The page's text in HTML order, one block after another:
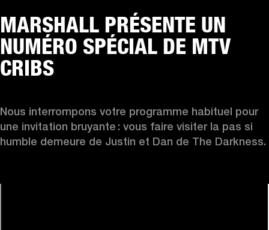
MARSHALL PRÉSENTE UN
NUMÉRO SPÉCIAL DE MTV
CRIBS
Nous interrompons votre programme habituel pour
une invitation bruyante : vous faire visiter la pas si
humble demeure de Justin et Dan de The Darkness.